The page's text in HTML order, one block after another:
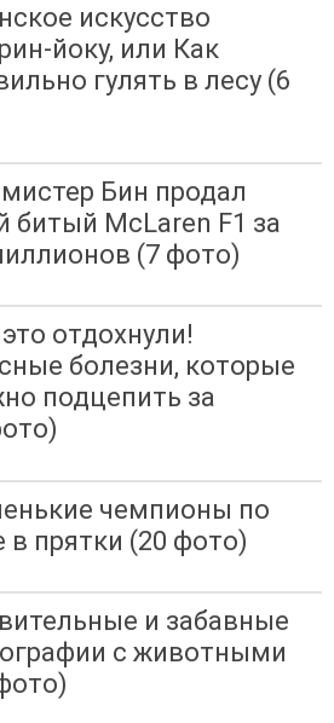
искусство
йоку, или Как
гулять в лесу (6
Бин продал
битый McLaren F1 за
(7 фото)
отдохнули!
болезни, которые
подцепить за
чемпионы по
в прятки (20 фото)
и забавные
с животными